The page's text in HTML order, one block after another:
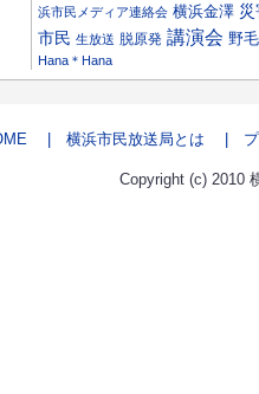
浜市民メディア連絡会 横浜金澤
市民 生放送 脱原発 講演会 野毛
Hana＊Hana
| 横浜市民放送局とは | プ
Copyright (c) 2010